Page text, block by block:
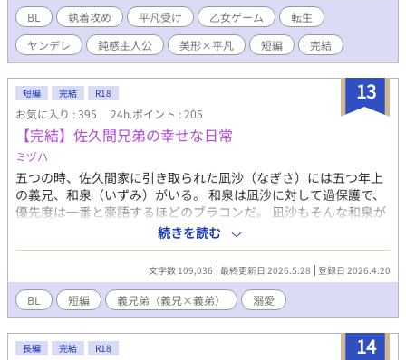
ことを思い出す。 平凡な生活を送りたいロニーは、これからヒロ
インのことを好きになるであろうエドとは距離を置こうと決意す
る。 タイトルを変えました。 前のタイトルは、「モブなのに、い
つのまにかヒロインに執着しまくるキャラの友達になってしまっ
ていた」です。 急に変えてしまい、すみません。
BL 執着攻め 平凡受け 乙女ゲーム
転生
ヤンデレ
鈍感主人公 美形×平凡 短編 完結
13
短編 完結 R18
お気に入り : 395 24h.ポイント : 205
【完結】佐久間兄弟の幸せな日常
ミヅハ
五つの時、佐久間家に引き取られた凪沙（なぎさ）には五つ年上
の義兄、和泉（いずみ）がいる。 和泉は凪沙に対して過保護で、
優先度は一番と豪語するほどのブラコンだ。 凪沙もそんな和泉が
好きでブラコンと自負しているが、和泉が内に秘めている気持ち
には少しも気付かない。 そんなある日、和泉の親友である明仁
（あきひと）に和泉が告白され振る場面を見た凪沙は、もしかし
て兄が自分の為にいろいろ我慢しているのではと不安になってし
まう。 和泉には幸せになって欲しい凪沙は、和泉の想いも知らず
出来る事を増やそうとするのだが⋯。 義弟命のイケメン兄‪‪(攻)✕
マイペースな鈍感弟‬(受) ※印は性的描写あり
続きを読む
文字数 109,036 最終更新日 2026.5.28 登録日 2026.4.20
BL 短編 義兄弟（義兄×義弟） 溺愛
14
長編 完結 R18